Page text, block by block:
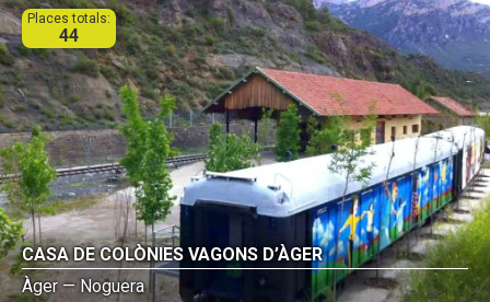
CASA DE COLÒNIES VAGONS D’ÀGER
Àger — Noguera
Places totals:
44